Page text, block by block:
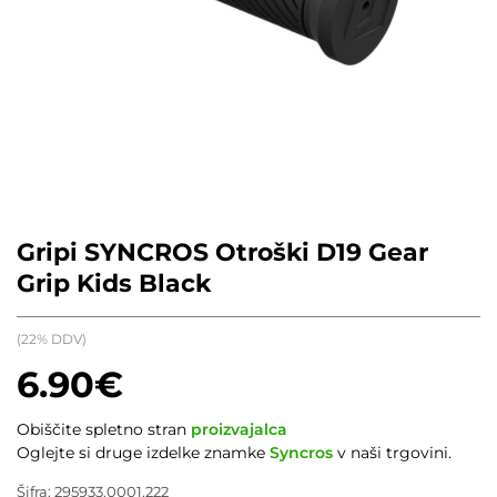
Gripi SYNCROS Otroški D19 Gear
Grip Kids Black
6.90€
(22% DDV)
Obiščite spletno stran proizvajalca
Oglejte si druge izdelke znamke Syncros v naši trgovini.
Šifra: 295933.0001.222